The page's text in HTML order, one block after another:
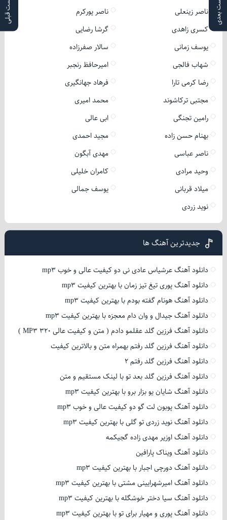
پست بعدی پست قبلی ناصر زینعلی
ناصر پورکرم
کسری زاهدی
گرشا رضایی
یوسف زمانی
سالار صفرزاده
شهاب فالجی
امیرحافظ رنجبر
رضا کرمی تارا
فرهاد جهانگیری
مجتبی ترکاشوند
محمد امیری
رامین تجنگی
ابی عالی
بهنام حسن زاده
مجید احمدی
ناصر عباسی
مهدی آبگون
وحید مرادی
کامران خلیلی
میلاد قربانی
یوسف جمالی
نوید زردی
جدیدترین آهنگ ها
دانلود آهنگ عرشیاس عادی نی دو کیفیت عالی و خوب mp3
دانلود آهنگ پوری تیغ تیز زمان با بهترین کیفیت mp3
دانلود آهنگ هونام گفته بودم با بهترین کیفیت mp3
دانلود آهنگ جیدال و وان دام معجزه با بهترین کیفیت mp3
دانلود آهنگ فرزین گلد عقلمو دادم ( متن و کیفیت عالی 320 MP3 )
دانلود آهنگ فرزین گلد رفتم بهمراه متن و بالاترین کیفیت
دانلود آهنگ فرزین گلد رفتم 2
دانلود آهنگ فرزین گلد بعد تو با لینک مستقیم و متن
دانلود آهنگ شایان یو بزار برو با بهترین کیفیت mp3
دانلود آهنگ پوبون لت گو دو کیفیت عالی و خوب mp3
دانلود آهنگ نوید زردی تو گلی با بهترین کیفیت mp3
دانلود آهنگ اوزیر مهدی زاده گجیکمه
دانلود آهنگ ویناک پارافین
دانلود آهنگ دورچی اجبار با بهترین کیفیت mp3
دانلود آهنگ امیرشهرایینی مشتی با بهترین کیفیت mp3
دانلود آهنگ سیا دختر خوشگله با بهترین کیفیت mp3
دانلود آهنگ پوری و مهیار برای تو با بهترین کیفیت mp3